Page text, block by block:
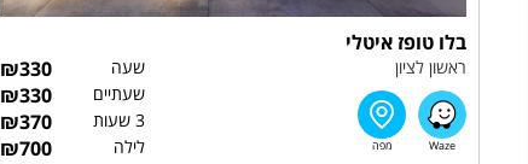
בלו טופז איטלי
ראשון לציון שעה ₪330
שעתיים ₪330
3 שעות ₪370
לילה ₪700